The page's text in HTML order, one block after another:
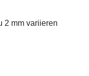
2 mm variieren